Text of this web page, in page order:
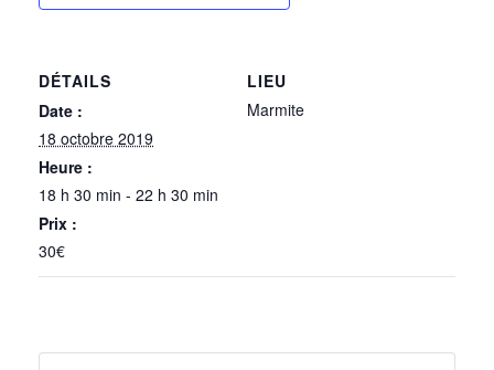
DÉTAILS
Date :
18 octobre 2019
Heure :
18 h 30 min - 22 h 30 min
Prix :
30€
LIEU
Marmite